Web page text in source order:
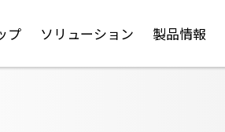
プ ソリューション 製品情報